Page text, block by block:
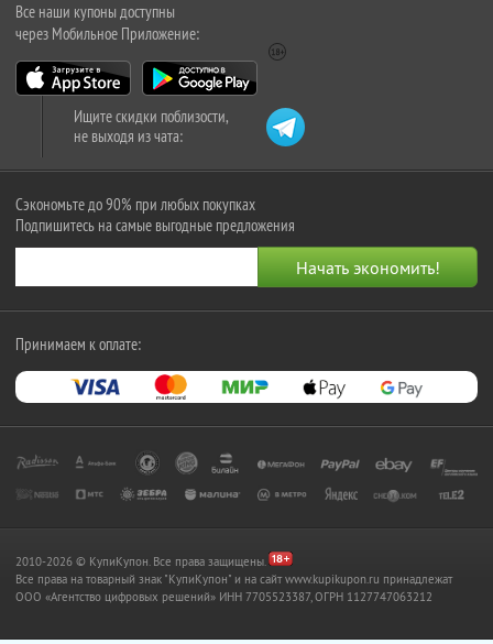
Все наши купоны доступны
через Мобильное Приложение:
Ищите скидки поблизости,
не выходя из чата:
Сэкономьте до 90% при любых покупках
Подпишитесь на самые выгодные предложения
Принимаем к оплате:
2010-2026 © КупиКупон. Все права защищены.
Все права на товарный знак "КупиКупон" и на сайт www.kupikupon.ru принадлежат
OOO «Агентство цифровых решений» ИНН 7705523387, ОГРН 1127747063212